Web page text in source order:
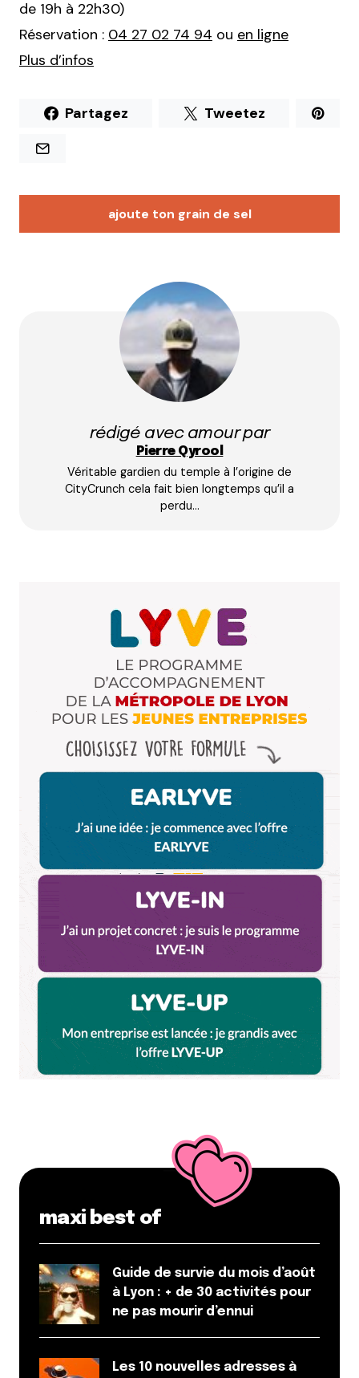
de 19h à 22h30)
Réservation : 04 27 02 74 94 ou en ligne
Plus d’infos
Partagez Tweetez
ajoute ton grain de sel
Votre adresse e-mail ne sera pas publiée.
champs obligatoires sont indiqués avec
E-mail*
Enregistrer mon nom, mon e-mail et mon site dans le
navigateur pour mon prochain commentaire.
Prévenez-moi de tous les nouveaux commentaires
Et bim !
rédigé avec amour par
Pierre Qyrool
Véritable gardien du temple à l’origine de
CityCrunch cela fait bien longtemps qu’il a
perdu…
maxi best of
Guide de survie du mois d’août
à Lyon : + de 30 activités pour
ne pas mourir d’ennui
Les 10 nouvelles adresses à